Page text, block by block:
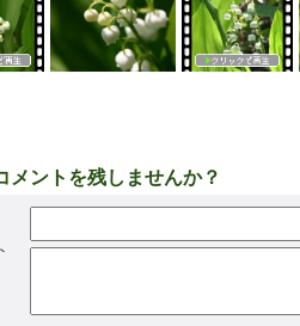
メントを残しませんか？